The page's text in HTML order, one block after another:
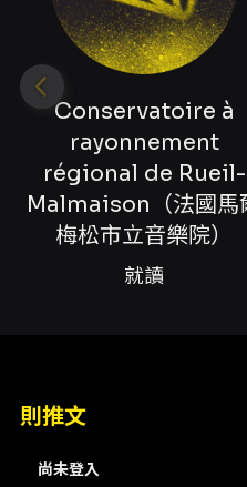
Giampaolo Stuani
內容簡介
郭孟融鋼琴獨奏會
兩廳院演奏廳舉行，
熟技藝與深刻詮釋力
涵蓋從貝多芬至李斯
多芬的《D小調第十七
2〈暴風雨〉》、舒
12》、以及李斯特的
《詩與宗教的和諧》
讓觀眾體驗到青年演
琴，歷經台灣本地音
Conservatoire à
rayonnement
régional de Rueil-
Malmaison（法國馬
梅松市立音樂院）
就讀
則推文
尚未登入